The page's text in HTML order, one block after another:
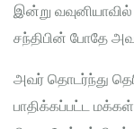
இன்று
சந்திபின் போதே
அவர் தொடர்ந்து
பாதிக்கப்பட்ட